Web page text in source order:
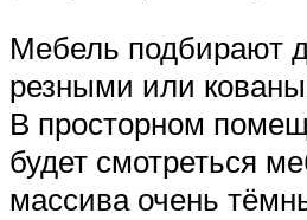
Мебель подбирают
резными или
В просторном
будет смотреться
массива очень